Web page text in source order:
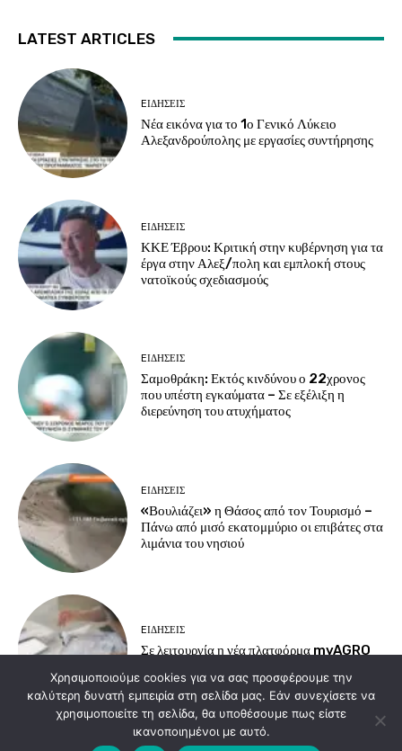
LATEST ARTICLES
EΙΔΗΣΕΙΣ
Νέα εικόνα για το 1ο Γενικό Λύκειο
Αλεξανδρούπολης με εργασίες συντήρησης
EΙΔΗΣΕΙΣ
ΚΚΕ Έβρου: Κριτική στην κυβέρνηση για τα
έργα στην Αλεξ/πολη και εμπλοκή στους
νατοϊκούς σχεδιασμούς
EΙΔΗΣΕΙΣ
Σαμοθράκη: Εκτός κινδύνου ο 22χρονος
που υπέστη εγκαύματα – Σε εξέλιξη η
διερεύνηση του ατυχήματος
EΙΔΗΣΕΙΣ
«Βουλιάζει» η Θάσος από τον Τουρισμό –
Πάνω από μισό εκατομμύριο οι επιβάτες στα
λιμάνια του νησιού
EΙΔΗΣΕΙΣ
Σε λειτουργία η νέα πλατφόρμα myAGRO
Load more
Χρησιμοποιούμε cookies για να σας προσφέρουμε την
καλύτερη δυνατή εμπειρία στη σελίδα μας. Εάν συνεχίσετε να
χρησιμοποιείτε τη σελίδα, θα υποθέσουμε πως είστε
ικανοποιημένοι με αυτό.